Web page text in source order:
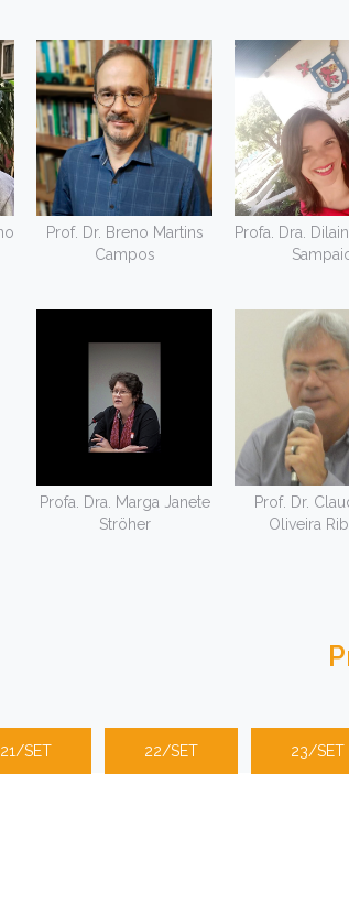
Prof. Dr. Breno Martins
Campos
Profa. Dra.
Profa. Dra. Marga Janete
Ströher
Prof. Dr.
Oliveira
21/SET 22/SET 23/SET